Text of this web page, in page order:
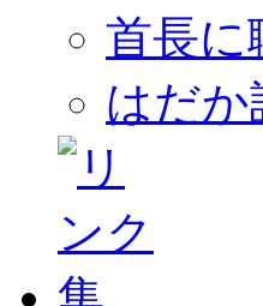
首長に
はだか